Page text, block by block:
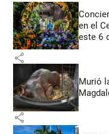
en el
este 6
share
Murió
share